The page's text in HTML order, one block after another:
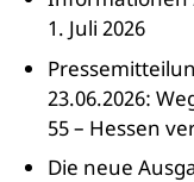
1. Juli 2026
23.06.2026:
55 – Hessen
Die neue